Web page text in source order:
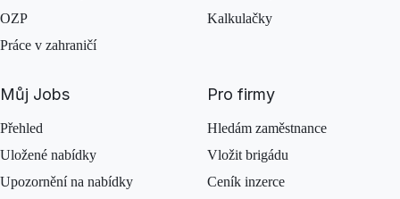
OZP
Práce v zahraničí
Kalkulačky
Můj Jobs
Přehled
Uložené nabídky
Upozornění na nabídky
Pro firmy
Hledám zaměstnance
Vložit brigádu
Ceník inzerce